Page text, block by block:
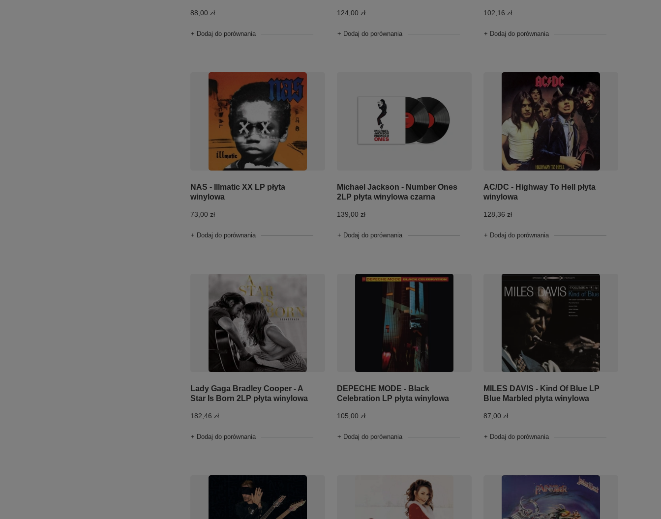
88,00 zł
+ Dodaj do porównania
124,00 zł
+ Dodaj do porównania
102,16 zł
+ Dodaj do porównania
NAS - Illmatic XX LP płyta
winylowa
73,00 zł
+ Dodaj do porównania
Michael Jackson - Number Ones
2LP płyta winylowa czarna
139,00 zł
+ Dodaj do porównania
AC/DC - Highway To Hell płyta
winylowa
128,36 zł
+ Dodaj do porównania
Lady Gaga Bradley Cooper - A
Star Is Born 2LP płyta winylowa
182,46 zł
+ Dodaj do porównania
DEPECHE MODE - Black
Celebration LP płyta winylowa
105,00 zł
+ Dodaj do porównania
MILES DAVIS - Kind Of Blue LP
Blue Marbled płyta winylowa
87,00 zł
+ Dodaj do porównania